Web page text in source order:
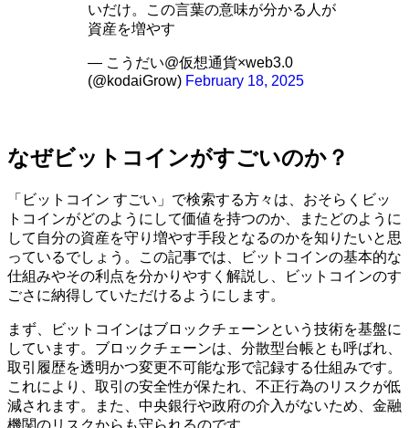
いだけ。この言葉の意味が分かる人が
資産を増やす
— こうだい@仮想通貨×web3.0
(@kodaiGrow) February 18, 2025
なぜビットコインがすごいのか？
「ビットコイン すごい」で検索する方々は、おそらくビッ
トコインがどのようにして価値を持つのか、またどのように
して自分の資産を守り増やす手段となるのかを知りたいと思
っているでしょう。この記事では、ビットコインの基本的な
仕組みやその利点を分かりやすく解説し、ビットコインのす
ごさに納得していただけるようにします。
まず、ビットコインはブロックチェーンという技術を基盤に
しています。ブロックチェーンは、分散型台帳とも呼ばれ、
取引履歴を透明かつ変更不可能な形で記録する仕組みです。
これにより、取引の安全性が保たれ、不正行為のリスクが低
減されます。また、中央銀行や政府の介入がないため、金融